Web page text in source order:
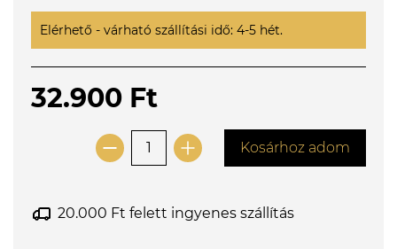
Elérhető - várható szállítási idő: 4-5 hét.
32.900 Ft
Kosárhoz adom
20.000 Ft felett ingyenes szállítás